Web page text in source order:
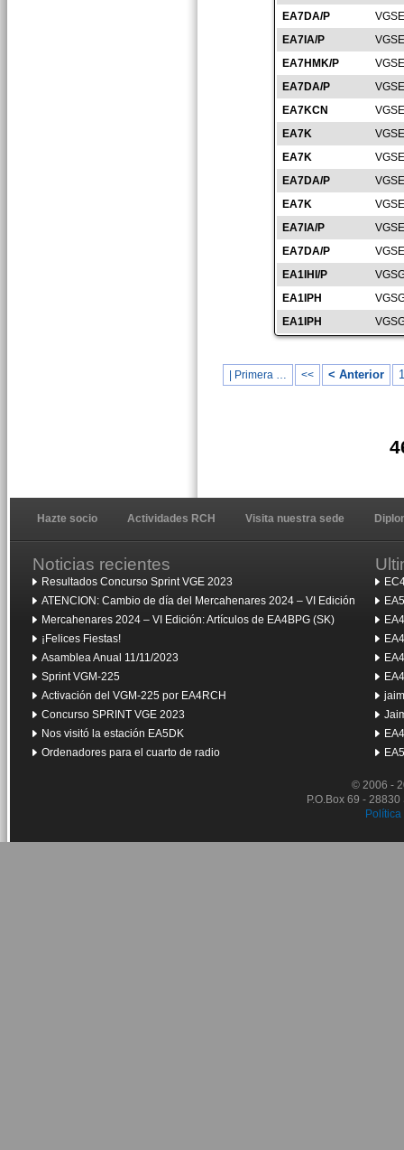
EA7DA/P
EA7IA/P
EA7HMK/P
EA7DA/P
EA7KCN
EA7K
EA7K
EA7DA/P
EA7K
EA7IA/P
EA7DA/P
EA1IHI/P
EA1IPH
EA1IPH
| Primera … << < Anterior
Hazte socio Actividades RCH Visita nuestra sede
Noticias recientes
Resultados Concurso Sprint VGE 2023
ATENCION: Cambio de día del Mercahenares 2024 – VI Edición
Mercahenares 2024 – VI Edición: Artículos de EA4BPG (SK)
¡Felices Fiestas!
Asamblea Anual 11/11/2023
Sprint VGM-225
Activación del VGM-225 por EA4RCH
Concurso SPRINT VGE 2023
Nos visitó la estación EA5DK
Ordenadores para el cuarto de radio
© 2006 -
P.O.Box 69 -